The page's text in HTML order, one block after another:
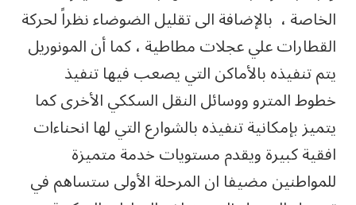
الخاصة ، ‏ بالإضافة الى تقليل الضوضاء نظراً لحركة
القطارات علي عجلات مطاطية ، كما أن المونوريل
يتم تنفيذه بالأماكن التي يصعب فيها تنفيذ
خطوط المترو ووسائل النقل السككي الأخرى كما
يتميز بإمكانية تنفيذه بالشوارع التي لها انحناءات
افقية كبيرة ويقدم مستويات خدمة متميزة
للمواطنين مضيفا ان المرحلة الأولى ستساهم في